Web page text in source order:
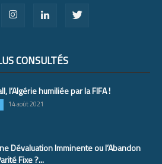
CONSULTÉS
l’Algérie humiliée par la FIFA !
14 août 2021
Dévaluation Imminente ou l’Abandon
Fixe ?...